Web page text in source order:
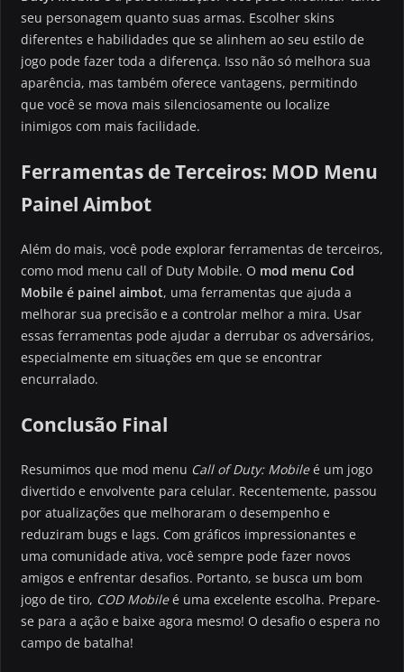
seu personagem quanto suas armas. Escolher skins
diferentes e habilidades que se alinhem ao seu estilo de
jogo pode fazer toda a diferença. Isso não só melhora sua
aparência, mas também oferece vantagens, permitindo
que você se mova mais silenciosamente ou localize
inimigos com mais facilidade.
Ferramentas de Terceiros: MOD Menu
Painel Aimbot
Além do mais, você pode explorar ferramentas de terceiros,
como mod menu call of Duty Mobile. O mod menu Cod
Mobile é painel aimbot, uma ferramentas que ajuda a
melhorar sua precisão e a controlar melhor a mira. Usar
essas ferramentas pode ajudar a derrubar os adversários,
especialmente em situações em que se encontrar
encurralado.
Conclusão Final
Resumimos que mod menu Call of Duty: Mobileé um jogo
divertido e envolvente para celular. Recentemente, passou
por atualizações que melhoraram o desempenho e
reduziram bugs e lags. Com gráficos impressionantes e
uma comunidade ativa, você sempre pode fazer novos
amigos e enfrentar desafios. Portanto, se busca um bom
jogo de tiro, COD Mobileé uma excelente escolha. Prepare-
se para a ação e baixe agora mesmo! O desafio o espera no
campo de batalha!